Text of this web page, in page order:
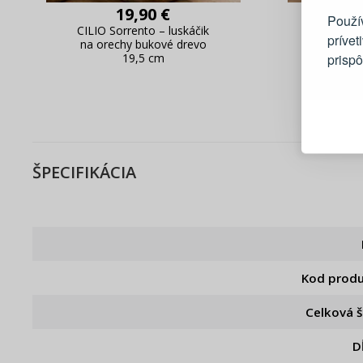
19,90 €
CILIO Sorrento – luskáčik
na orechy bukové drevo
19,5 cm
CILIO
kov/
ŠPECIFIKÁCIA
Kod
Celková
Živý